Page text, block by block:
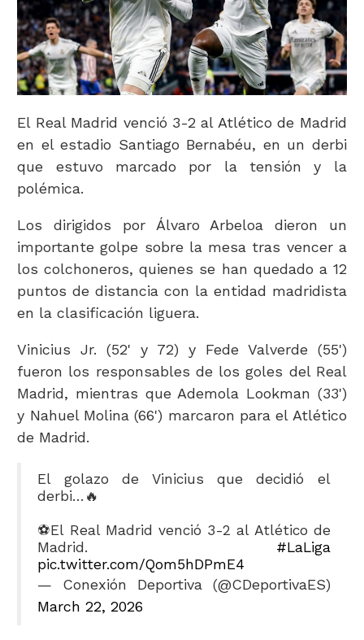
El Real Madrid venció 3-2 al Atlético de Madrid
en el estadio Santiago Bernabéu, en un derbi
que estuvo marcado por la tensión y la
polémica.
Los dirigidos por Álvaro Arbeloa dieron un
importante golpe sobre la mesa tras vencer a
los colchoneros, quienes se han quedado a 12
puntos de distancia con la entidad madridista
en la clasificación liguera.
Vinicius Jr. (52' y 72) y Fede Valverde (55')
fueron los responsables de los goles del Real
Madrid, mientras que Ademola Lookman (33')
y Nahuel Molina (66') marcaron para el Atlético
de Madrid.
El golazo de Vinicius que decidió el
derbi…🔥
⚽️El Real Madrid venció 3-2 al Atlético de
Madrid. #LaLiga
pic.twitter.com/Qom5hDPmE4
— Conexión Deportiva (@CDeportivaES)
March 22, 2026